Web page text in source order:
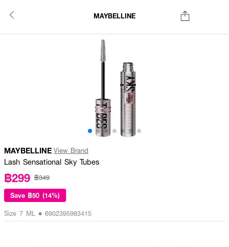
MAYBELLINE
MAYBELLINE View Brand
Lash Sensational Sky Tubes
฿299 ฿349
Save ฿50 (14%)
Size 7 ML • 6902395983415